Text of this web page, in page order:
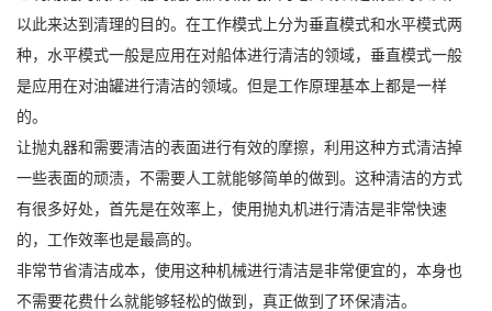
以此来达到清理的目的。在工作模式上分为垂直模式和水平模式两
种，水平模式一般是应用在对船体进行清洁的领域，垂直模式一般
是应用在对油罐进行清洁的领域。但是工作原理基本上都是一样
的。
让抛丸器和需要清洁的表面进行有效的摩擦，利用这种方式清洁掉
一些表面的顽渍，不需要人工就能够简单的做到。这种清洁的方式
有很多好处，首先是在效率上，使用抛丸机进行清洁是非常快速
的，工作效率也是最高的。
非常节省清洁成本，使用这种机械进行清洁是非常便宜的，本身也
不需要花费什么就能够轻松的做到，真正做到了环保清洁。